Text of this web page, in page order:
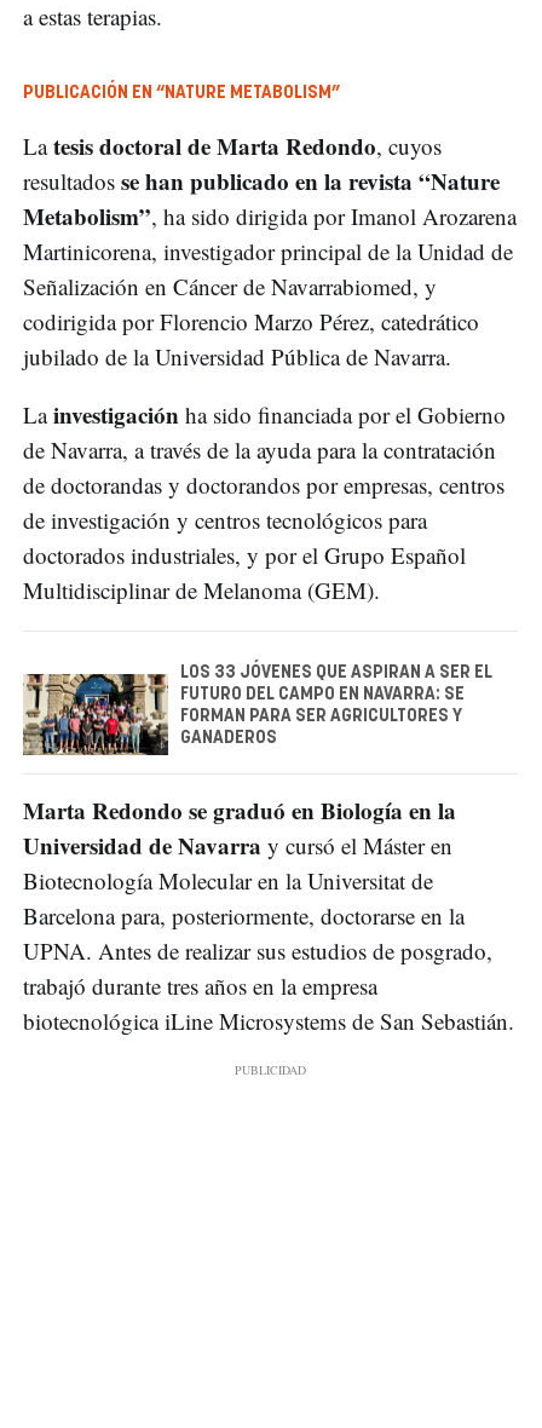
a estas terapias.
PUBLICACIÓN EN “NATURE METABOLISM”
Latesis doctoral de Marta Redondo, cuyos
resultados se han publicado en la revista “Nature
Metabolism”, ha sido dirigida por Imanol Arozarena
Martinicorena, investigador principal de la Unidad de
Señalización en Cáncer de Navarrabiomed, y
codirigida por Florencio Marzo Pérez, catedrático
jubilado de la Universidad Pública de Navarra.
Lainvestigación ha sido financiada por el Gobierno
de Navarra, a través de la ayuda para la contratación
de doctorandas y doctorandos por empresas, centros
de investigación y centros tecnológicos para
doctorados industriales, y por el Grupo Español
Multidisciplinar de Melanoma (GEM).
LOS 33 JÓVENES QUE ASPIRAN A SER EL
FUTURO DEL CAMPO EN NAVARRA: SE
FORMAN PARA SER AGRICULTORES Y
GANADEROS
Marta Redondo se graduó en Biología en la
Universidad de Navarra y cursó el Máster en
Biotecnología Molecular en la Universitat de
Barcelona para, posteriormente, doctorarse en la
UPNA. Antes de realizar sus estudios de posgrado,
trabajó durante tres años en la empresa
biotecnológica iLine Microsystems de San Sebastián.